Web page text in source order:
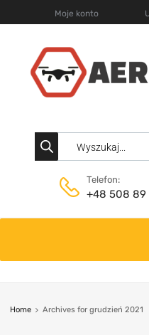
Moje konto
Telefon:
+48 508 89
Home Archives for grudzień 2021